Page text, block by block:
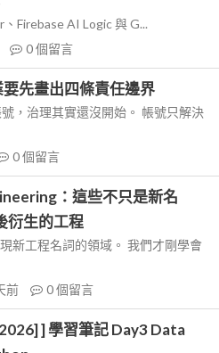
Firebase AI Logic 與 G...
0個留言
先畫出四條責任邊界
，治理其實還沒開始。 帳號只解決
0個留言
：這些不只是新名
衍生的工程
新工程名詞的領域。 我們才剛學會
前 0個留言
] 學習筆記 Day3 Data